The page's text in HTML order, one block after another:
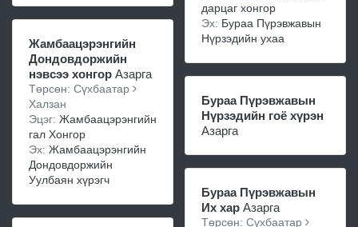
Жамбаацэрэнгийн
Дондовдоржийн
нэвсээ хонгор Азарга
Төрсөн: Сүхбаатар
Халзан
Эцэг: Жамбаацэрэнгийн
гал Хонгор
Эх: Жамбаацэрэнгийн
Дондовдоржийн
Уулбаян хүрэгч
дарцаг хонгор
Эх: Бураа Пүрэвжавын
Нүрзэдийн ухаа
Бураа Пүрэвжавын
Нүрзэдийн гоё хүрэн
Азарга
Бураа Пүрэвжавын
Их хар Азарга
Төрсөн: Сүхбаатар